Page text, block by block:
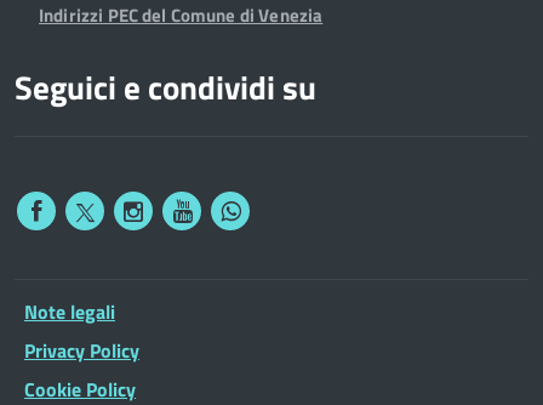
Indirizzi PEC del Comune di Venezia
Seguici e condividi su
Note legali
Privacy Policy
Cookie Policy